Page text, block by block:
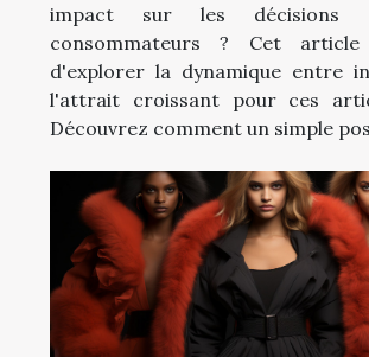
impact sur les décisions
consommateurs ? Cet
d'explorer la dynamique entre
l'attrait croissant pour ces
Découvrez comment un simple